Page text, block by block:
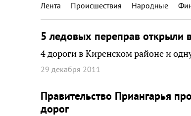
Лента Происшествия Народные
5 ледовых переправ открыли
4 дороги в Киренском районе и
29 декабря 2011
Правительство Приангарья
дорог